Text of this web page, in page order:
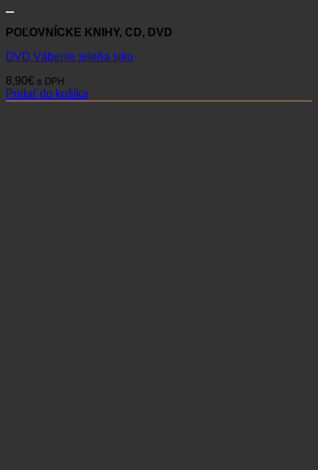
POĽOVNÍCKE KNIHY, CD, DVD
DVD Vábenie jeleňa siku
8,90€ s DPH
Pridať do košíka